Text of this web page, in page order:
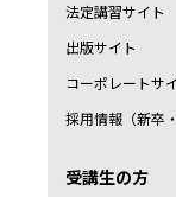
法定講習サイト
出版サイト
コーポレートサ
採用情報（新卒
受講生の方